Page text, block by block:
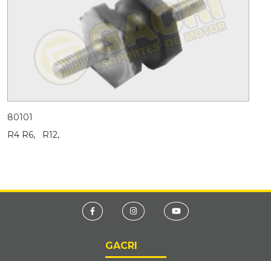
80101
R4 R6,
R12,
GACRI